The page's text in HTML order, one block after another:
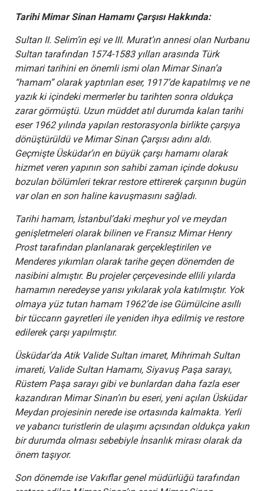
Tarihi Mimar Sinan Hamamı Çarşısı Hakkında:
Sultan II. Selim’in eşi ve III. Murat’ın annesi olan Nurbanu
Sultan tarafından 1574-1583 yılları arasında Türk
mimari tarihini en önemli ismi olan Mimar Sinan’a
“hamam” olarak yaptırılan eser, 1917’de kapatılmış ve ne
yazık ki içindeki mermerler bu tarihten sonra oldukça
zarar görmüştü. Uzun müddet atıl durumda kalan tarihi
eser 1962 yılında yapılan restorasyonla birlikte çarşıya
dönüştürüldü ve Mimar Sinan Çarşısı adını aldı.
Geçmişte Üsküdar’ın en büyük çarşı hamamı olarak
hizmet veren yapının son sahibi zaman içinde dokusu
bozulan bölümleri tekrar restore ettirerek çarşının bugün
var olan en son haline kavuşmasını sağladı.
Tarihi hamam, İstanbul’daki meşhur yol ve meydan
genişletmeleri olarak bilinen ve Fransız Mimar Henry
Prost tarafından planlanarak gerçekleştirilen ve
Menderes yıkımları olarak tarihe geçen dönemden de
nasibini almıştır. Bu projeler çerçevesinde ellili yılarda
hamamın neredeyse yarısı yıkılarak yola katılmıştır. Yok
olmaya yüz tutan hamam 1962’de ise Gümülcine asıllı
bir tüccarın gayretleri ile yeniden ihya edilmiş ve restore
edilerek çarşı yapılmıştır.
Üsküdar’da Atik Valide Sultan imaret, Mihrimah Sultan
imareti, Valide Sultan Hamamı, Siyavuş Paşa sarayı,
Rüstem Paşa sarayı gibi ve bunlardan daha fazla eser
kazandıran Mimar Sinan’ın bu eseri, yeni açılan Üsküdar
Meydan projesinin nerede ise ortasında kalmakta. Yerli
ve yabancı turistlerin de ulaşımı açısından oldukça yakın
bir durumda olması sebebiyle İnsanlık mirası olarak da
önem taşıyor.
Son dönemde ise Vakıflar genel müdürlüğü tarafından